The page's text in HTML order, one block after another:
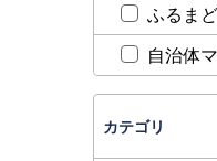
ふるまど
自治体
カテゴリ